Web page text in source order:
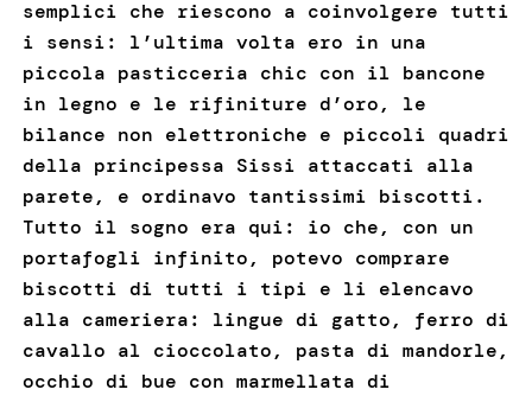
semplici che riescono a coinvolgere tutti
i sensi: l’ultima volta ero in una
piccola pasticceria chic con il bancone
in legno e le rifiniture d’oro, le
bilance non elettroniche e piccoli quadri
della principessa Sissi attaccati alla
parete, e ordinavo tantissimi biscotti.
Tutto il sogno era qui: io che, con un
portafogli infinito, potevo comprare
biscotti di tutti i tipi e li elencavo
alla cameriera: lingue di gatto, ferro di
cavallo al cioccolato, pasta di mandorle,
occhio di bue con marmellata di